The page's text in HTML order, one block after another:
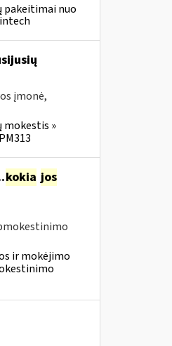
pakeitimai nuo
įmonė,
mokestis »
kokia jos
ir mokėjimo